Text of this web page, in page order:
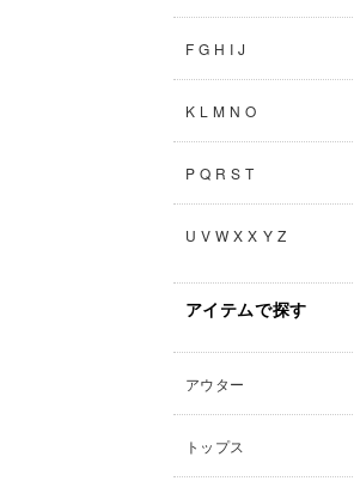
F G H I J
K L M N O
P Q R S T
U V W X X Y Z
アイテムで探す
アウター
トップス